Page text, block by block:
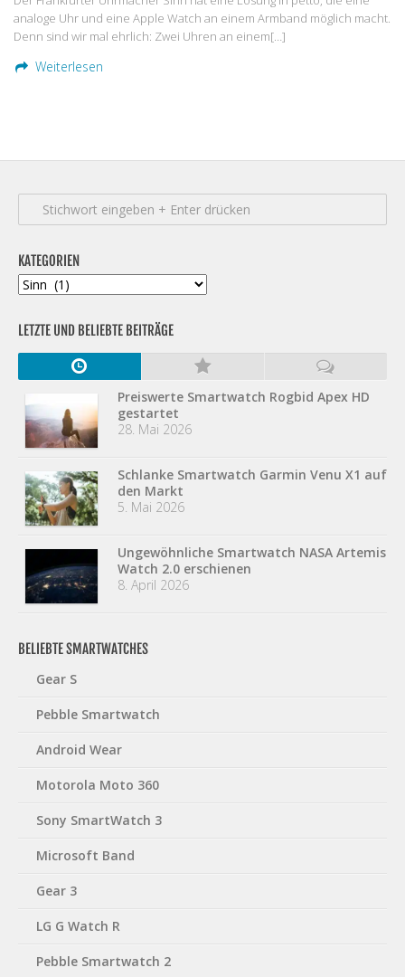
Flatrate-Prepaidtarife
analoge Uhr und eine Apple Watch an einem Armband möglich macht.
Denn sind wir mal ehrlich: Zwei Uhren an einem[…]
Weiterlesen
KATEGORIEN
Kategorien
LETZTE UND BELIEBTE BEITRÄGE
Preiswerte Smartwatch Rogbid Apex HD
gestartet
28. Mai 2026
Schlanke Smartwatch Garmin Venu X1 auf
den Markt
5. Mai 2026
Ungewöhnliche Smartwatch NASA Artemis
Watch 2.0 erschienen
8. April 2026
BELIEBTE SMARTWATCHES
Gear S
Pebble Smartwatch
Android Wear
Motorola Moto 360
Sony SmartWatch 3
Microsoft Band
Gear 3
LG G Watch R
Pebble Smartwatch 2